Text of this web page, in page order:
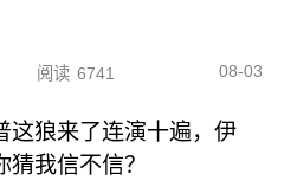
阅读 6741 08-03
这狼来了连演十遍，伊
猜我信不信？